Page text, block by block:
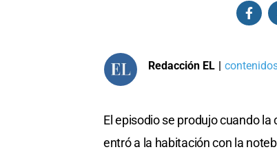
Redacción EL |
El episodio se produjo cuando
entró a la habitación con la